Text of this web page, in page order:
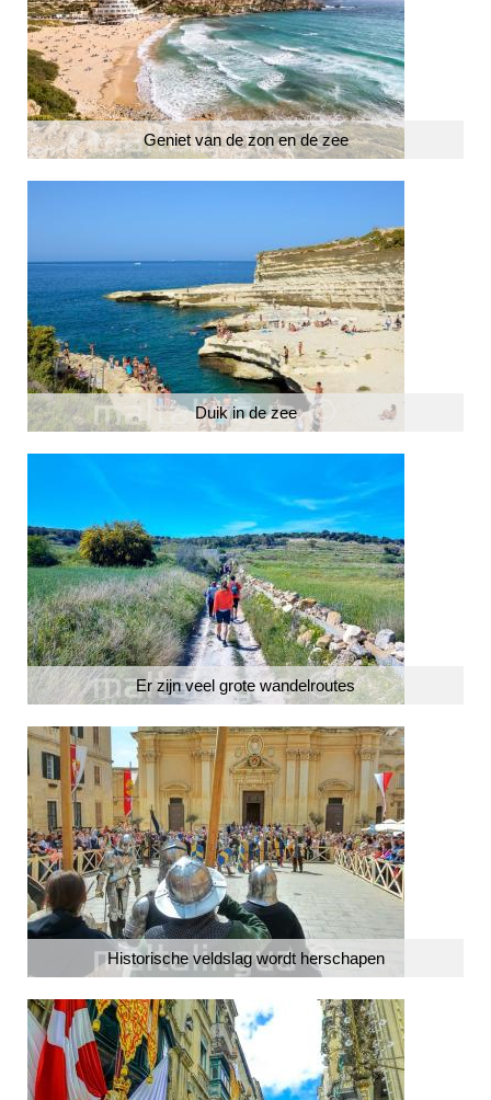
Geniet van de zon en de zee
Duik in de zee
Er zijn veel grote wandelroutes
Historische veldslag wordt herschapen